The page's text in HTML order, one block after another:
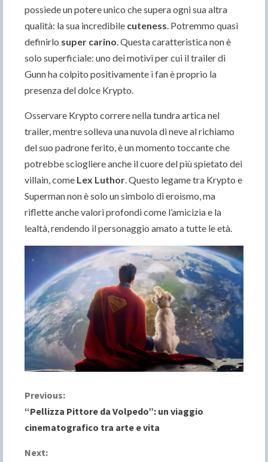
possiede un potere unico che supera ogni sua altra
qualità: la sua incredibile cuteness. Potremmo quasi
definirlo super carino. Questa caratteristica non è
solo superficiale: uno dei motivi per cui il trailer di
Gunn ha colpito positivamente i fan è proprio la
presenza del dolce Krypto.
Osservare Krypto correre nella tundra artica nel
trailer, mentre solleva una nuvola di neve al richiamo
del suo padrone ferito, è un momento toccante che
potrebbe sciogliere anche il cuore del più spietato dei
villain, come Lex Luthor. Questo legame tra Krypto e
Superman non è solo un simbolo di eroismo, ma
riflette anche valori profondi come l’amicizia e la
lealtà, rendendo il personaggio amato a tutte le età.
C
o
n
Previous:
“Pellizza Pittore da Volpedo”: un viaggio
cinematografico tra arte e vita
Next: